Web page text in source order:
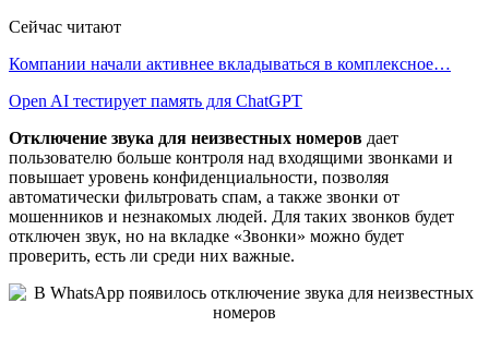
Сейчас читают
Компании начали активнее вкладываться в комплексное…
Open AI тестирует память для ChatGPT
Отключение звука для неизвестных номеров дает
пользователю больше контроля над входящими звонками и
повышает уровень конфиденциальности, позволяя
автоматически фильтровать спам, а также звонки от
мошенников и незнакомых людей. Для таких звонков будет
отключен звук, но на вкладке «Звонки» можно будет
проверить, есть ли среди них важные.